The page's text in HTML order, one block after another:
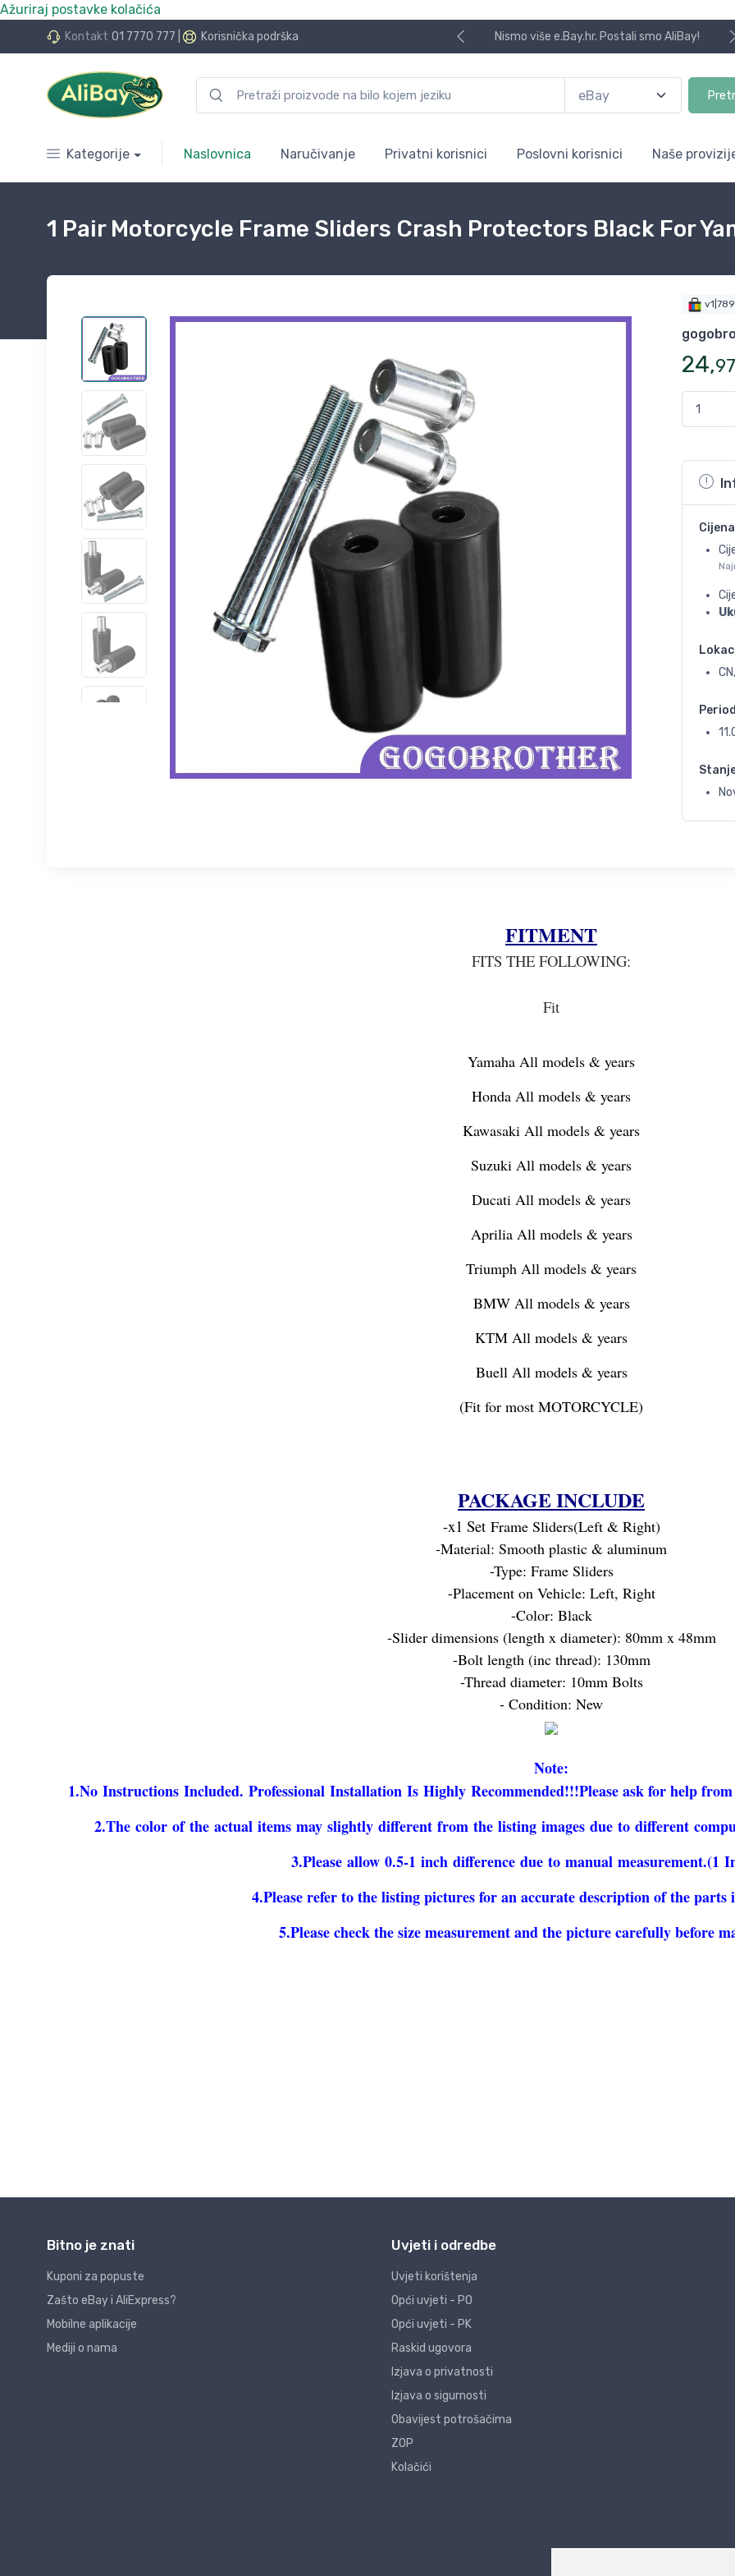
Ažuriraj postavke kolačića
Kontakt 01 7770 777 Korisnička podrška
24 rate bez kamata Nismo više e.Bay.hr. Postali smo AliBay!
Kategorije Naslovnica Naručivanje Privatni korisnici Poslovni korisnici Naše
1 Pair Motorcycle Frame Sliders Crash Protectors Black For
24,97
Cijena
Bitno je znati
Kuponi za popuste
Zašto eBay i AliExpress?
Mobilne aplikacije
Mediji o nama
Uvjeti i odredbe
Uvjeti korištenja
Opći uvjeti - PO
Opći uvjeti - PK
Raskid ugovora
Izjava o privatnosti
Izjava o sigurnosti
Obavijest potrošačima
ZOP
Kolačići